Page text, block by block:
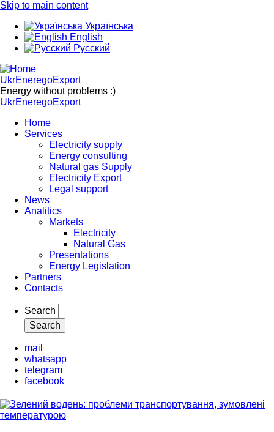
Skip to main content
Українська
English
Русский
UkrEneregoExport
Energy without problems :)
UkrEneregoExport
Home
Services
Electricity supply
Energy consulting
Natural gas Supply
Electricity Export
Legal support
News
Analitics
Markets
Electricity
Natural Gas
Presentations
Energy Legislation
Partners
Contacts
Search
mail
whatsapp
telegram
facebook